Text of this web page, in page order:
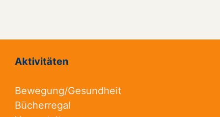
Aktivitäten
Bewegung/Gesundheit
Bücherregal